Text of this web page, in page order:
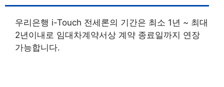
우리은행 i-Touch 전세론의 기간은 최소 1년 ~ 최대
2년이내로 임대차계약서상 계약 종료일까지 연장
가능합니다.